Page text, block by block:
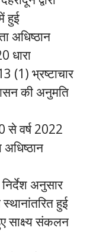
हुई
अधिष्ठान
धारा
(1) भ्रष्टाचार
की अनुमति
से वर्ष 2022
अनुसार
हुई
साक्ष्य संकलन